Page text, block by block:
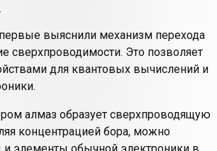
выяснили механизм перехода
сверхпроводимости. Это позволяет
для квантовых вычислений и
алмаз образует сверхпроводящую
концентрацией бора, можно